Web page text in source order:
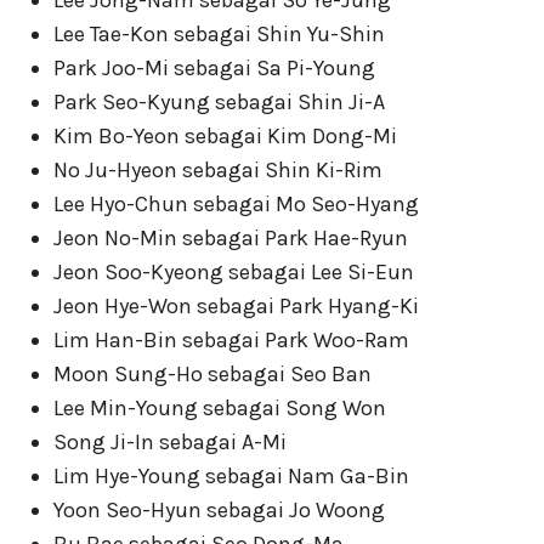
Lee Tae-Kon sebagai Shin Yu-Shin
Park Joo-Mi sebagai Sa Pi-Young
Park Seo-Kyung sebagai Shin Ji-A
Kim Bo-Yeon sebagai Kim Dong-Mi
No Ju-Hyeon sebagai Shin Ki-Rim
Lee Hyo-Chun sebagai Mo Seo-Hyang
Jeon No-Min sebagai Park Hae-Ryun
Jeon Soo-Kyeong sebagai Lee Si-Eun
Jeon Hye-Won sebagai Park Hyang-Ki
Lim Han-Bin sebagai Park Woo-Ram
Moon Sung-Ho sebagai Seo Ban
Lee Min-Young sebagai Song Won
Song Ji-In sebagai A-Mi
Lim Hye-Young sebagai Nam Ga-Bin
Yoon Seo-Hyun sebagai Jo Woong